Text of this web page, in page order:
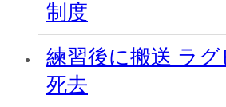
制度
練習後に搬送 ラグ
死去